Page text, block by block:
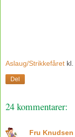
Aslaug/Strikkefåret kl.
Del
24 kommentarer:
Fru Knudsen